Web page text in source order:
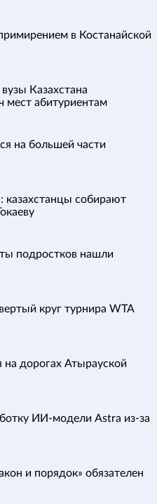
в Костанайской
Казахстана
мест абитуриентам
на большей части
казахстанцы собирают
подростков нашли
круг турнира WTA
дорогах Атырауской
ИИ-модели Astra из-за
и порядок» обязателен